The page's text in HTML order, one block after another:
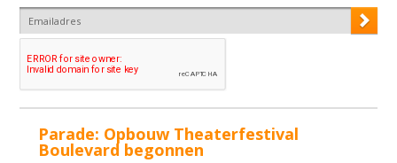
Parade: Opbouw Theaterfestival
Boulevard begonnen